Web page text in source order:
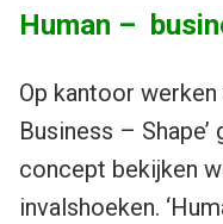
Human –
Op kantoor werken
Business –
concept bekijken
invalshoeken.